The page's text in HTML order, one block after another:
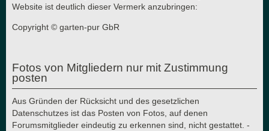
Website ist deutlich dieser Vermerk anzubringen:
Copyright © garten-pur GbR
Fotos von Mitgliedern nur mit Zustimmung
posten
Aus Gründen der Rücksicht und des gesetzlichen
Datenschutzes ist das Posten von Fotos, auf denen
Forumsmitglieder eindeutig zu erkennen sind, nicht gestattet. -